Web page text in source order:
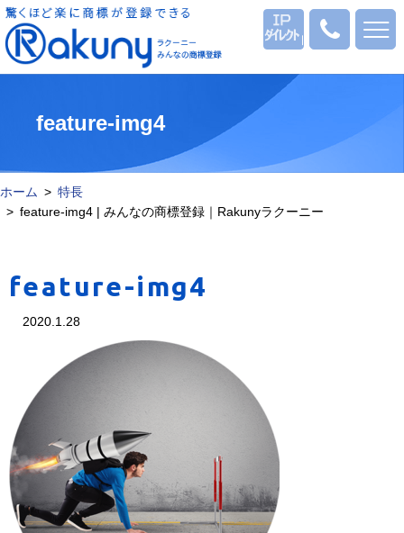
ログイン
feature-img4
ホーム
特長
feature-img4 | みんなの商標登録｜Rakunyラクーニー
feature-img4
2020.1.28